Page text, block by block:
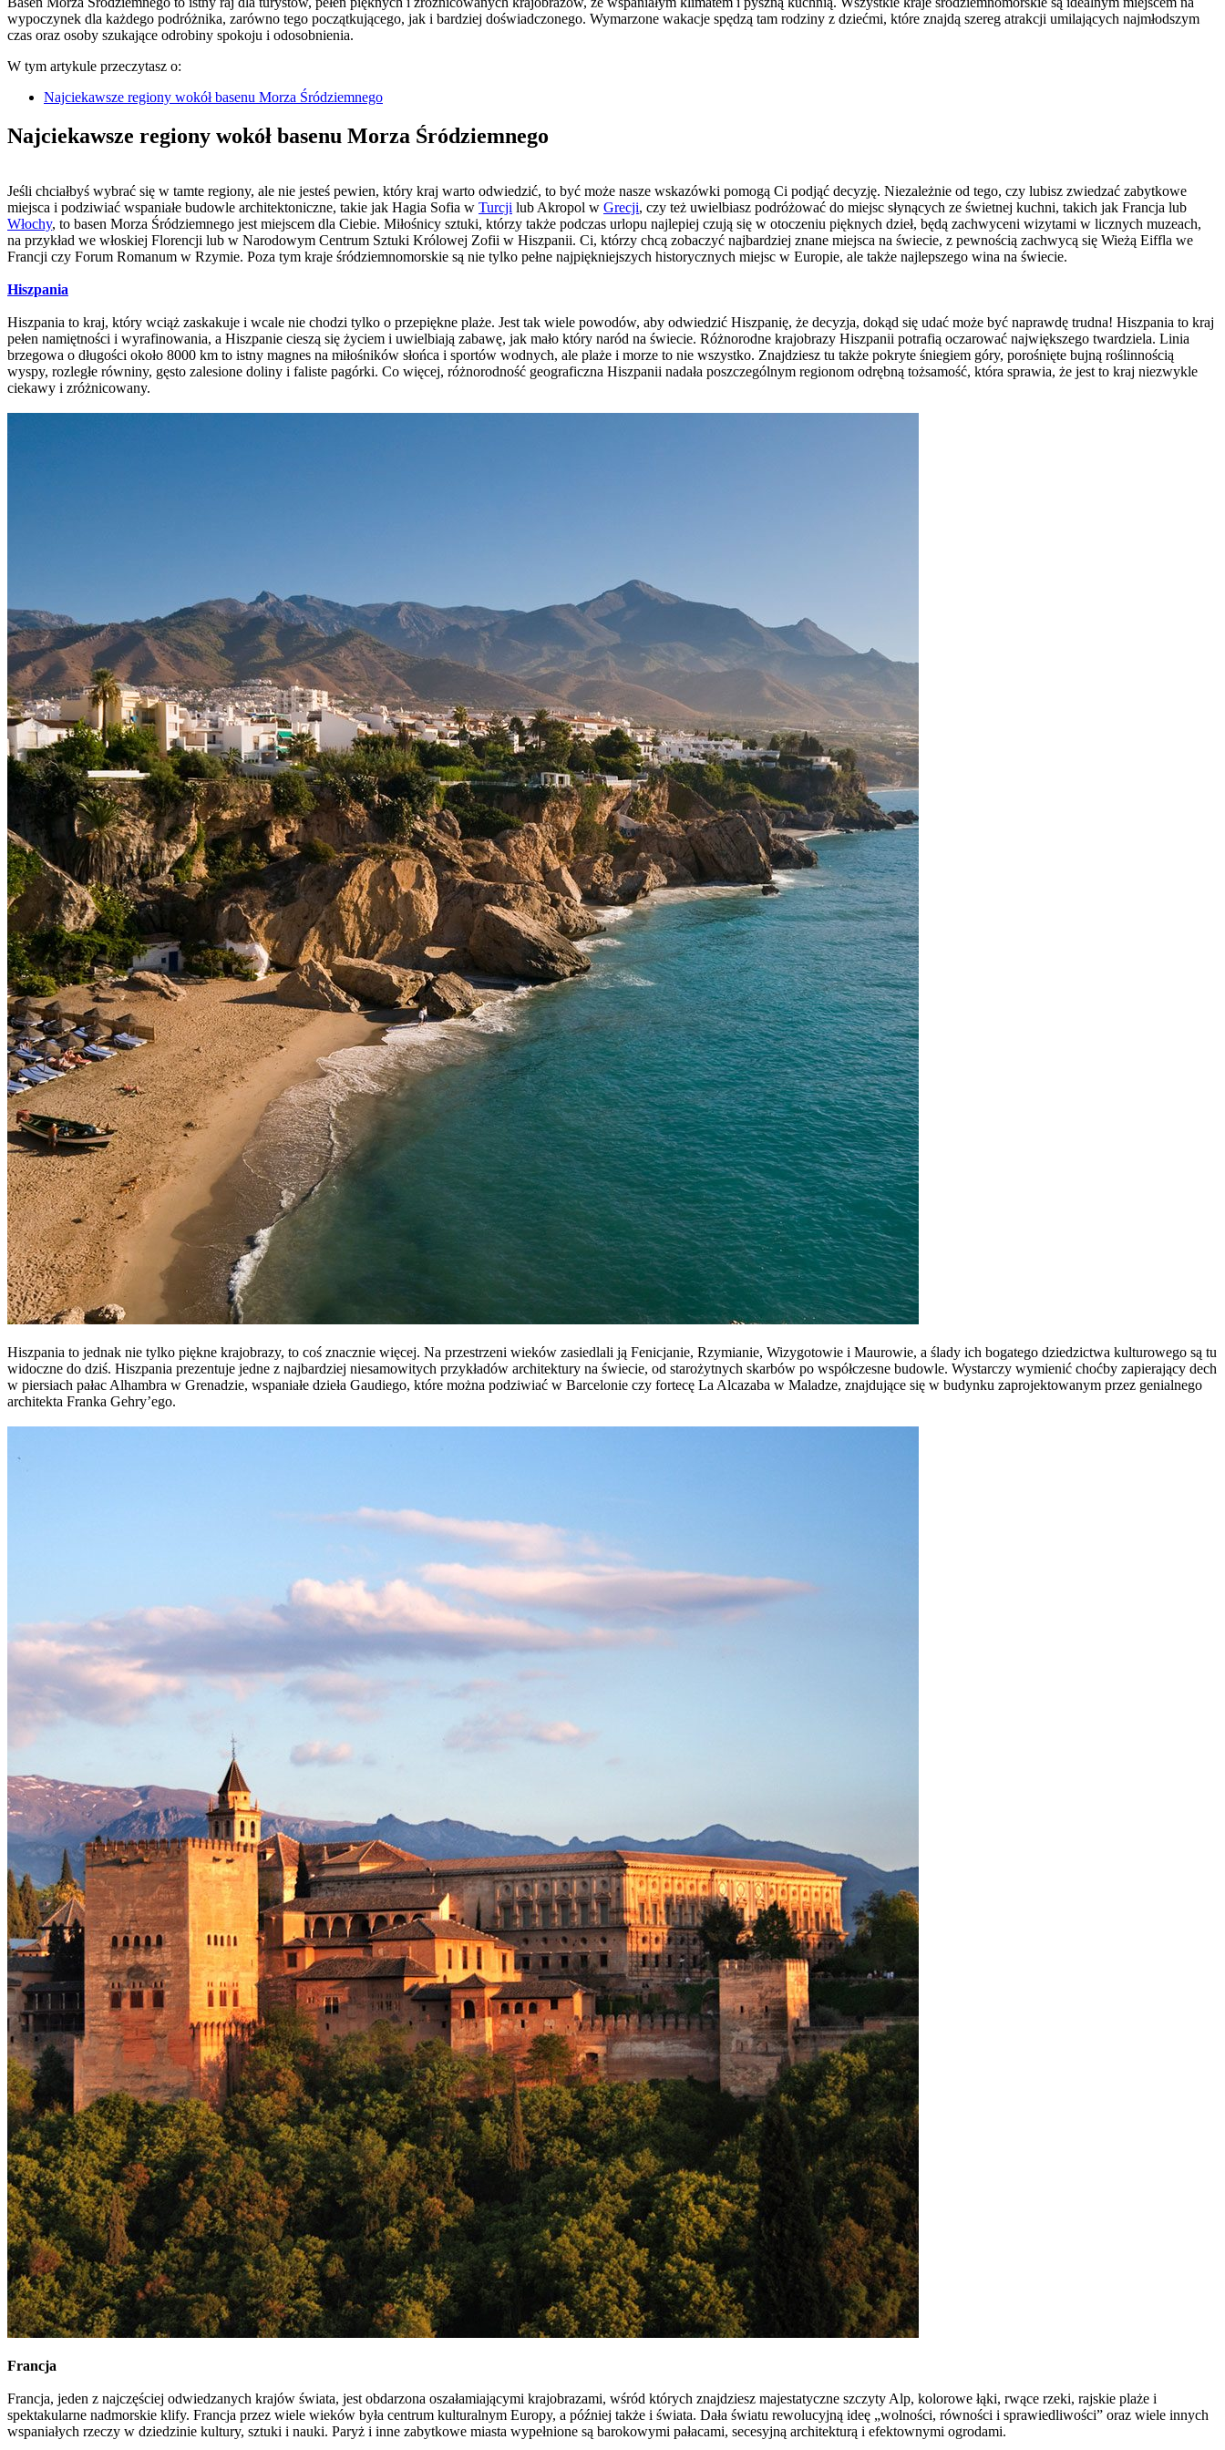
wypoczynek dla każdego podróżnika, zarówno tego początkującego, jak i bardziej doświadczonego. Wymarzone wakacje spędzą tam rodziny z dziećmi, które znajdą szereg atrakcji umilających najmłodszym
czas oraz osoby szukające odrobiny spokoju i odosobnienia.
W tym artykule przeczytasz o:
Najciekawsze regiony wokół basenu Morza Śródziemnego
Najciekawsze regiony wokół basenu Morza Śródziemnego
Jeśli chciałbyś wybrać się w tamte regiony, ale nie jesteś pewien, który kraj warto odwiedzić, to być może nasze wskazówki pomogą Ci podjąć decyzję. Niezależnie od tego, czy lubisz zwiedzać zabytkowe
miejsca i podziwiać wspaniałe budowle architektoniczne, takie jak Hagia Sofia w Turcji lub Akropol w Grecji, czy też uwielbiasz podróżować do miejsc słynących ze świetnej kuchni, takich jak Francja lub
Włochy, to basen Morza Śródziemnego jest miejscem dla Ciebie. Miłośnicy sztuki, którzy także podczas urlopu najlepiej czują się w otoczeniu pięknych dzieł, będą zachwyceni wizytami w licznych muzeach,
na przykład we włoskiej Florencji lub w Narodowym Centrum Sztuki Królowej Zofii w Hiszpanii. Ci, którzy chcą zobaczyć najbardziej znane miejsca na świecie, z pewnością zachwycą się Wieżą Eiffla we
Francji czy Forum Romanum w Rzymie. Poza tym kraje śródziemnomorskie są nie tylko pełne najpiękniejszych historycznych miejsc w Europie, ale także najlepszego wina na świecie.
Hiszpania
Hiszpania to kraj, który wciąż zaskakuje i wcale nie chodzi tylko o przepiękne plaże. Jest tak wiele powodów, aby odwiedzić Hiszpanię, że decyzja, dokąd się udać może być naprawdę trudna! Hiszpania to kraj
pełen namiętności i wyrafinowania, a Hiszpanie cieszą się życiem i uwielbiają zabawę, jak mało który naród na świecie. Różnorodne krajobrazy Hiszpanii potrafią oczarować największego twardziela. Linia
brzegowa o długości około 8000 km to istny magnes na miłośników słońca i sportów wodnych, ale plaże i morze to nie wszystko. Znajdziesz tu także pokryte śniegiem góry, porośnięte bujną roślinnością
wyspy, rozległe równiny, gęsto zalesione doliny i faliste pagórki. Co więcej, różnorodność geograficzna Hiszpanii nadała poszczególnym regionom odrębną tożsamość, która sprawia, że jest to kraj niezwykle
ciekawy i zróżnicowany.
Hiszpania to jednak nie tylko piękne krajobrazy, to coś znacznie więcej. Na przestrzeni wieków zasiedlali ją Fenicjanie, Rzymianie, Wizygotowie i Maurowie, a ślady ich bogatego dziedzictwa kulturowego są tu
widoczne do dziś. Hiszpania prezentuje jedne z najbardziej niesamowitych przykładów architektury na świecie, od starożytnych skarbów po współczesne budowle. Wystarczy wymienić choćby zapierający dech
w piersiach pałac Alhambra w Grenadzie, wspaniałe dzieła Gaudiego, które można podziwiać w Barcelonie czy fortecę La Alcazaba w Maladze, znajdujące się w budynku zaprojektowanym przez genialnego
architekta Franka Gehry’ego.
Francja
Francja, jeden z najczęściej odwiedzanych krajów świata, jest obdarzona oszałamiającymi krajobrazami, wśród których znajdziesz majestatyczne szczyty Alp, kolorowe łąki, rwące rzeki, rajskie plaże i
spektakularne nadmorskie klify. Francja przez wiele wieków była centrum kulturalnym Europy, a później także i świata. Dała światu rewolucyjną ideę „wolności, równości i sprawiedliwości” oraz wiele innych
wspaniałych rzeczy w dziedzinie kultury, sztuki i nauki. Paryż i inne zabytkowe miasta wypełnione są barokowymi pałacami, secesyjną architekturą i efektownymi ogrodami.